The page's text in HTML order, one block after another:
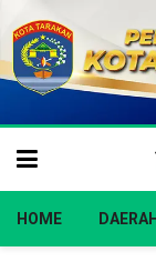
HOME DAERAH